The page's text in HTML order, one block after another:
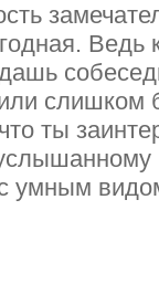
Ведь
слишком
ты
с умным